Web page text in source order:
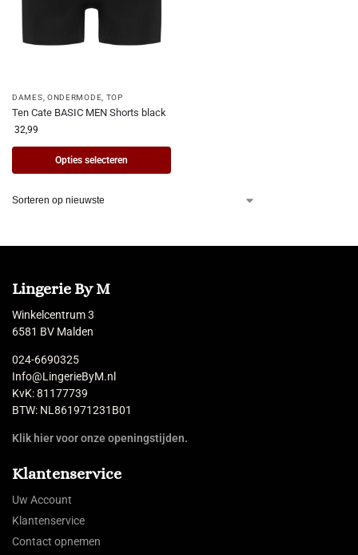
DAMES ONDERMODE TOP
Ten Cate BASIC MEN Shorts black
32,99
Opties selecteren
Lingerie By M
Winkelcentrum 3
6581 BV Malden
024-6690325
Info@LingerieByM.nl
KvK: 81177739
BTW: NL861971231B01
Klik hier voor onze openingstijden.
Klantenservice
Uw Account
Klantenservice
Contact opnemen